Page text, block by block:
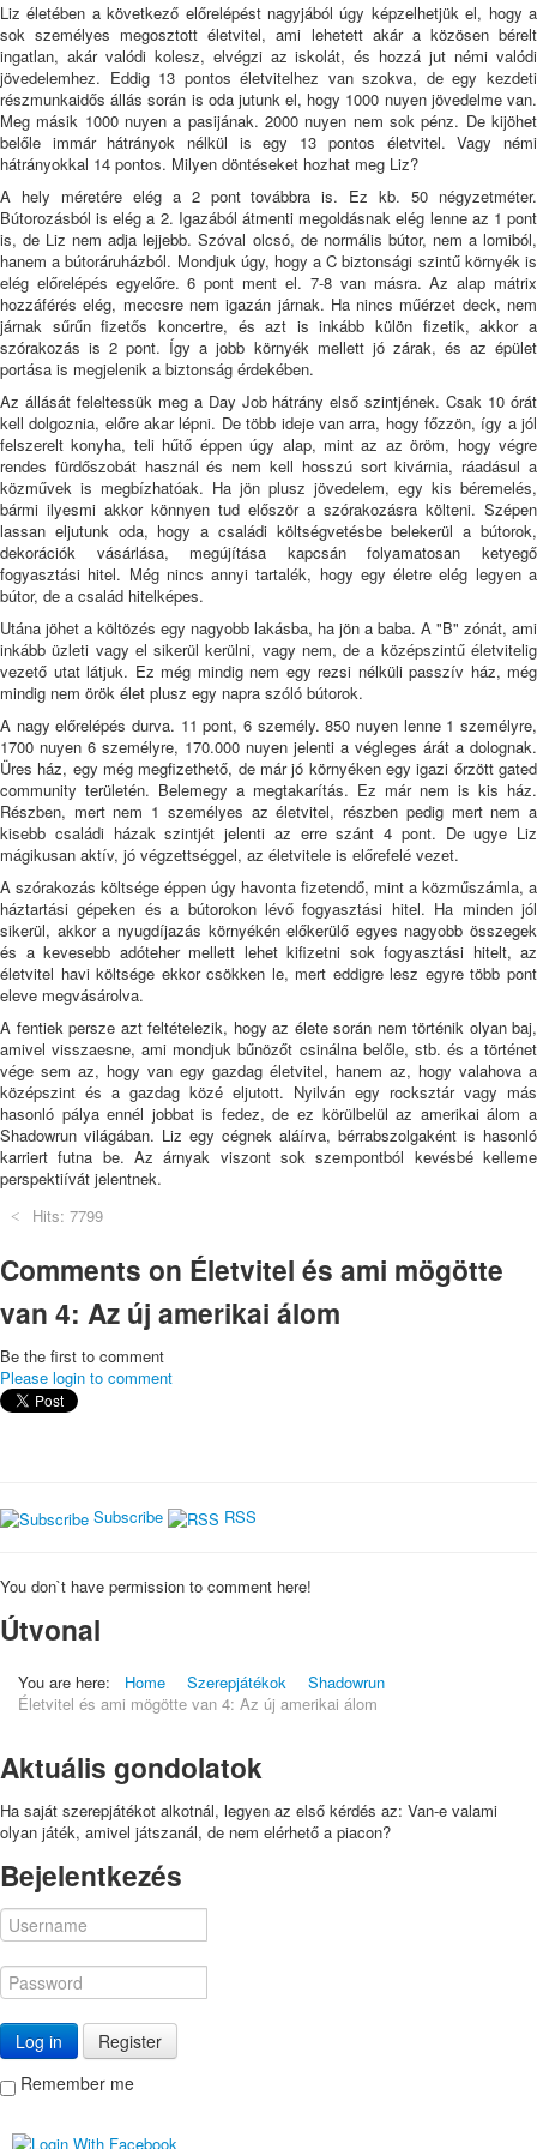
Liz életében a következő előrelépést nagyjából úgy képzelhetjük el, hogy a
sok személyes megosztott életvitel, ami lehetett akár a közösen bérelt
ingatlan, akár valódi kolesz, elvégzi az iskolát, és hozzá jut némi valódi
jövedelemhez. Eddig 13 pontos életvitelhez van szokva, de egy kezdeti
részmunkaidős állás során is oda jutunk el, hogy 1000 nuyen jövedelme van.
Meg másik 1000 nuyen a pasijának. 2000 nuyen nem sok pénz. De kijöhet
belőle immár hátrányok nélkül is egy 13 pontos életvitel. Vagy némi
hátrányokkal 14 pontos. Milyen döntéseket hozhat meg Liz?
A hely méretére elég a 2 pont továbbra is. Ez kb. 50 négyzetméter.
Bútorozásból is elég a 2. Igazából átmenti megoldásnak elég lenne az 1 pont
is, de Liz nem adja lejjebb. Szóval olcsó, de normális bútor, nem a lomiból,
hanem a bútoráruházból. Mondjuk úgy, hogy a C biztonsági szintű környék is
elég előrelépés egyelőre. 6 pont ment el. 7-8 van másra. Az alap mátrix
hozzáférés elég, meccsre nem igazán járnak. Ha nincs műérzet deck, nem
járnak sűrűn fizetős koncertre, és azt is inkább külön fizetik, akkor a
szórakozás is 2 pont. Így a jobb környék mellett jó zárak, és az épület
portása is megjelenik a biztonság érdekében.
Az állását feleltessük meg a Day Job hátrány első szintjének. Csak 10 órát
kell dolgoznia, előre akar lépni. De több ideje van arra, hogy főzzön, így a jól
felszerelt konyha, teli hűtő éppen úgy alap, mint az az öröm, hogy végre
rendes fürdőszobát használ és nem kell hosszú sort kivárnia, ráadásul a
közművek is megbízhatóak. Ha jön plusz jövedelem, egy kis béremelés,
bármi ilyesmi akkor könnyen tud először a szórakozásra költeni. Szépen
lassan eljutunk oda, hogy a családi költségvetésbe belekerül a bútorok,
dekorációk vásárlása, megújítása kapcsán folyamatosan ketyegő
fogyasztási hitel. Még nincs annyi tartalék, hogy egy életre elég legyen a
bútor, de a család hitelképes.
Utána jöhet a költözés egy nagyobb lakásba, ha jön a baba. A "B" zónát, ami
inkább üzleti vagy el sikerül kerülni, vagy nem, de a középszintű életvitelig
vezető utat látjuk. Ez még mindig nem egy rezsi nélküli passzív ház, még
mindig nem örök élet plusz egy napra szóló bútorok.
A nagy előrelépés durva. 11 pont, 6 személy. 850 nuyen lenne 1 személyre,
1700 nuyen 6 személyre, 170.000 nuyen jelenti a végleges árát a dolognak.
Üres ház, egy még megfizethető, de már jó környéken egy igazi őrzött gated
community területén. Belemegy a megtakarítás. Ez már nem is kis ház.
Részben, mert nem 1 személyes az életvitel, részben pedig mert nem a
kisebb családi házak szintjét jelenti az erre szánt 4 pont. De ugye Liz
mágikusan aktív, jó végzettséggel, az életvitele is előrefelé vezet.
A szórakozás költsége éppen úgy havonta fizetendő, mint a közműszámla, a
háztartási gépeken és a bútorokon lévő fogyasztási hitel. Ha minden jól
sikerül, akkor a nyugdíjazás környékén előkerülő egyes nagyobb összegek
és a kevesebb adóteher mellett lehet kifizetni sok fogyasztási hitelt, az
életvitel havi költsége ekkor csökken le, mert eddigre lesz egyre több pont
eleve megvásárolva.
A fentiek persze azt feltételezik, hogy az élete során nem történik olyan baj,
amivel visszaesne, ami mondjuk bűnözőt csinálna belőle, stb. és a történet
vége sem az, hogy van egy gazdag életvitel, hanem az, hogy valahova a
középszint és a gazdag közé eljutott. Nyilván egy rocksztár vagy más
hasonló pálya ennél jobbat is fedez, de ez körülbelül az amerikai álom a
Shadowrun világában. Liz egy cégnek aláírva, bérrabszolgaként is hasonló
karriert futna be. Az árnyak viszont sok szempontból kevésbé kelleme
perspektiívát jelentnek.
Hits: 7799
Comments on Életvitel és ami mögötte
van 4: Az új amerikai álom
Be the first to comment
Please login to comment
Subscribe RSS
You don`t have permission to comment here!
Útvonal
You are here: Home Szerepjátékok
Shadowrun
Életvitel és ami mögötte van 4: Az új amerikai álom
Aktuális gondolatok
Ha saját szerepjátékot alkotnál, legyen az első kérdés az: Van-e valami
olyan játék, amivel játszanál, de nem elérhető a piacon?
Bejelentkezés
Log in
Register
Remember me